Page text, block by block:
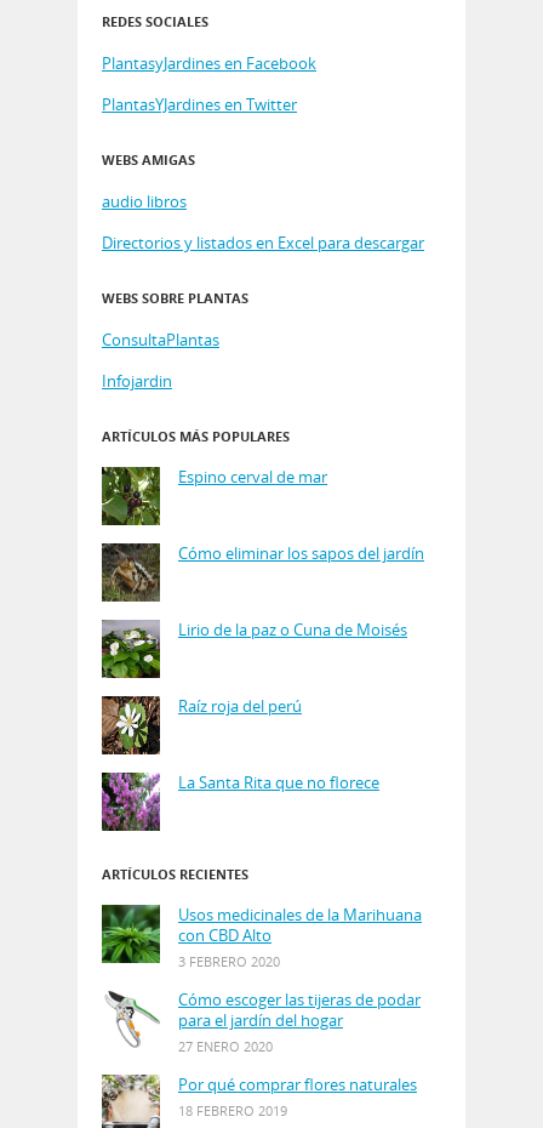
REDES SOCIALES
PlantasyJardines en Facebook
PlantasYJardines en Twitter
WEBS AMIGAS
audio libros
Directorios y listados en Excel para descargar
WEBS SOBRE PLANTAS
ConsultaPlantas
Infojardin
ARTÍCULOS MÁS POPULARES
Espino cerval de mar
Cómo eliminar los sapos del jardín
Lirio de la paz o Cuna de Moisés
Raíz roja del perú
La Santa Rita que no florece
ARTÍCULOS RECIENTES
Usos medicinales de la Marihuana
con CBD Alto
3 FEBRERO 2020
Cómo escoger las tijeras de podar
para el jardín del hogar
27 ENERO 2020
Por qué comprar flores naturales
18 FEBRERO 2019